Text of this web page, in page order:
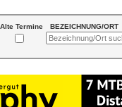
Alte Termine BEZEICHNUNG/ORT